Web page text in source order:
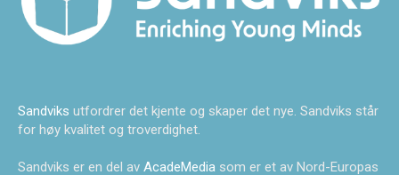
Sandviks utfordrer det kjente og skaper det nye. Sandviks står
for høy kvalitet og troverdighet.
Sandviks er en del av AcadeMedia som er et av Nord-Europas